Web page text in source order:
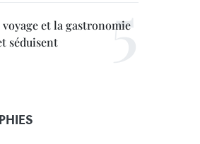
et la gastronomie
séduisent